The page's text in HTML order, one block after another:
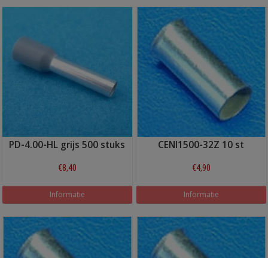
PD-4.00-HL grijs 500 stuks
€8,40
Informatie
CENI1500-32Z 10 st
€4,90
Informatie